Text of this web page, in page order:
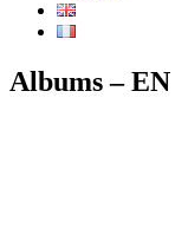
Albums – EN